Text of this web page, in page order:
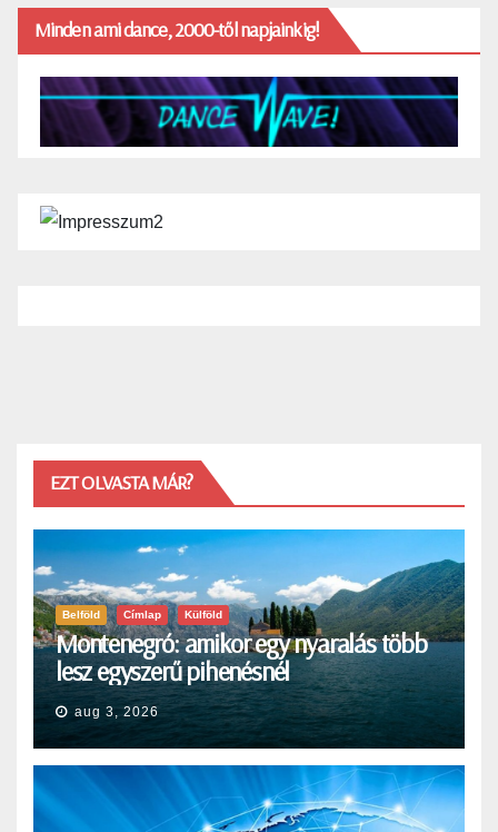
Minden ami dance, 2000-től napjainkig!
EZT OLVASTA MÁR?
Belföld Címlap Külföld
Montenegró: amikor egy nyaralás több
lesz egyszerű pihenésnél
aug 3, 2026